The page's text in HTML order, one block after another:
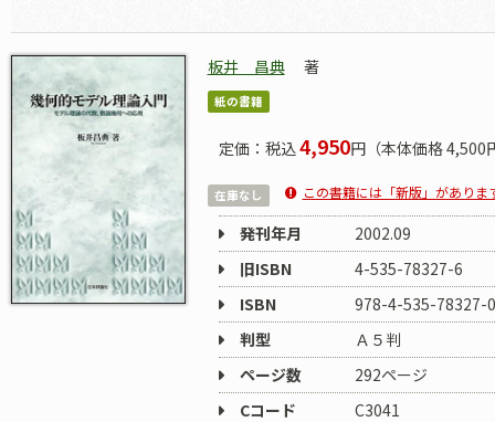
板井 昌典 著
紙の書籍
定価：税込4,950円（本体価格 4,500
在庫なし この書籍には「新版」がありま
発刊年月
2002.09
旧ISBN
4-535-78327-6
ISBN
978-4-535-78327-0
判型
Ａ５判
ページ数
292ページ
Cコード
C3041